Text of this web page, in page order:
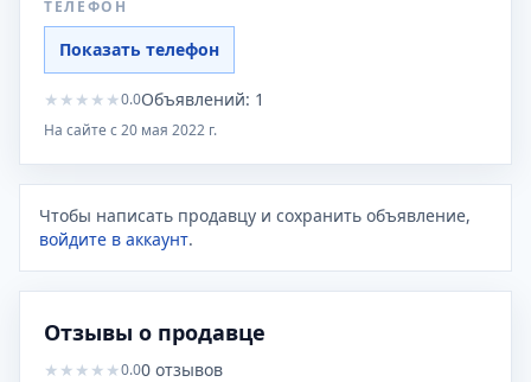
ТЕЛЕФОН
Показать телефон
★ ★ ★ ★ ★0.0Объявлений: 1
На сайте с20 мая 2022 г.
Чтобы написать продавцу и сохранить объявление,
войдите в аккаунт.
Отзывы о продавце
★ ★ ★ ★ ★0.00 отзывов